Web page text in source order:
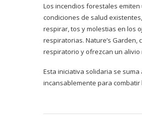
Los incendios forestales
condiciones de salud
respirar, tos y molestias en los
respiratorias. Nature’s
respiratorio y ofrezcan un
Esta iniciativa solidaria se
incansablemente para